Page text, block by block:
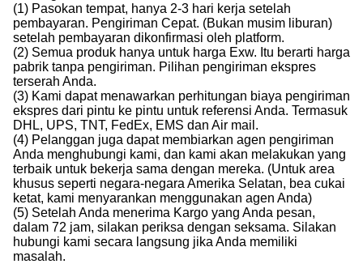
(1) Pasokan tempat, hanya 2-3 hari kerja setelah
pembayaran. Pengiriman Cepat. (Bukan musim liburan)
setelah pembayaran dikonfirmasi oleh platform.
(2) Semua produk hanya untuk harga Exw. Itu berarti harga
pabrik tanpa pengiriman. Pilihan pengiriman ekspres
terserah Anda.
(3) Kami dapat menawarkan perhitungan biaya pengiriman
ekspres dari pintu ke pintu untuk referensi Anda. Termasuk
DHL, UPS, TNT, FedEx, EMS dan Air mail.
(4) Pelanggan juga dapat membiarkan agen pengiriman
Anda menghubungi kami, dan kami akan melakukan yang
terbaik untuk bekerja sama dengan mereka. (Untuk area
khusus seperti negara-negara Amerika Selatan, bea cukai
ketat, kami menyarankan menggunakan agen Anda)
(5) Setelah Anda menerima Kargo yang Anda pesan,
dalam 72 jam, silakan periksa dengan seksama. Silakan
hubungi kami secara langsung jika Anda memiliki
masalah.